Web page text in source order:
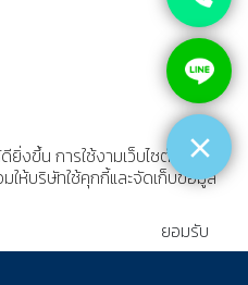
งขึ้น การใช้งามเว็บไซต์นี้
ให้บริษัทใช้คุกกี้และจัดเก็บข้อมูล
ยอมรับ